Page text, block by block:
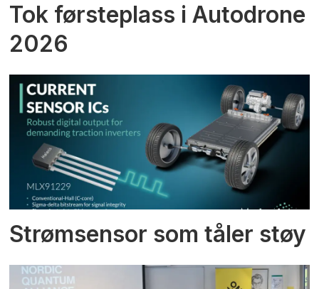
Tok førsteplass i Autodrone
2026
Strømsensor som tåler støy